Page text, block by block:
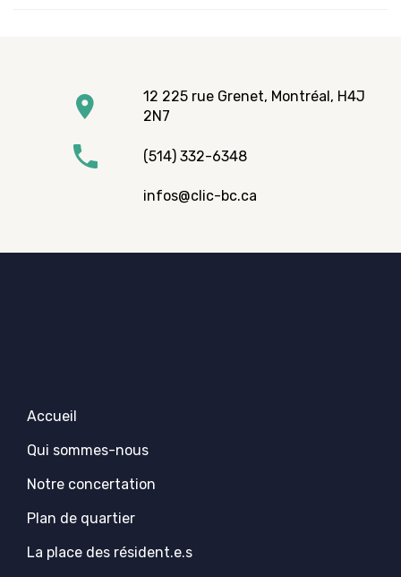
12 225 rue Grenet, Montréal, H4J
2N7
(514) 332-6348
infos@clic-bc.ca
Accueil
Qui sommes-nous
Notre concertation
Plan de quartier
La place des résident.e.s